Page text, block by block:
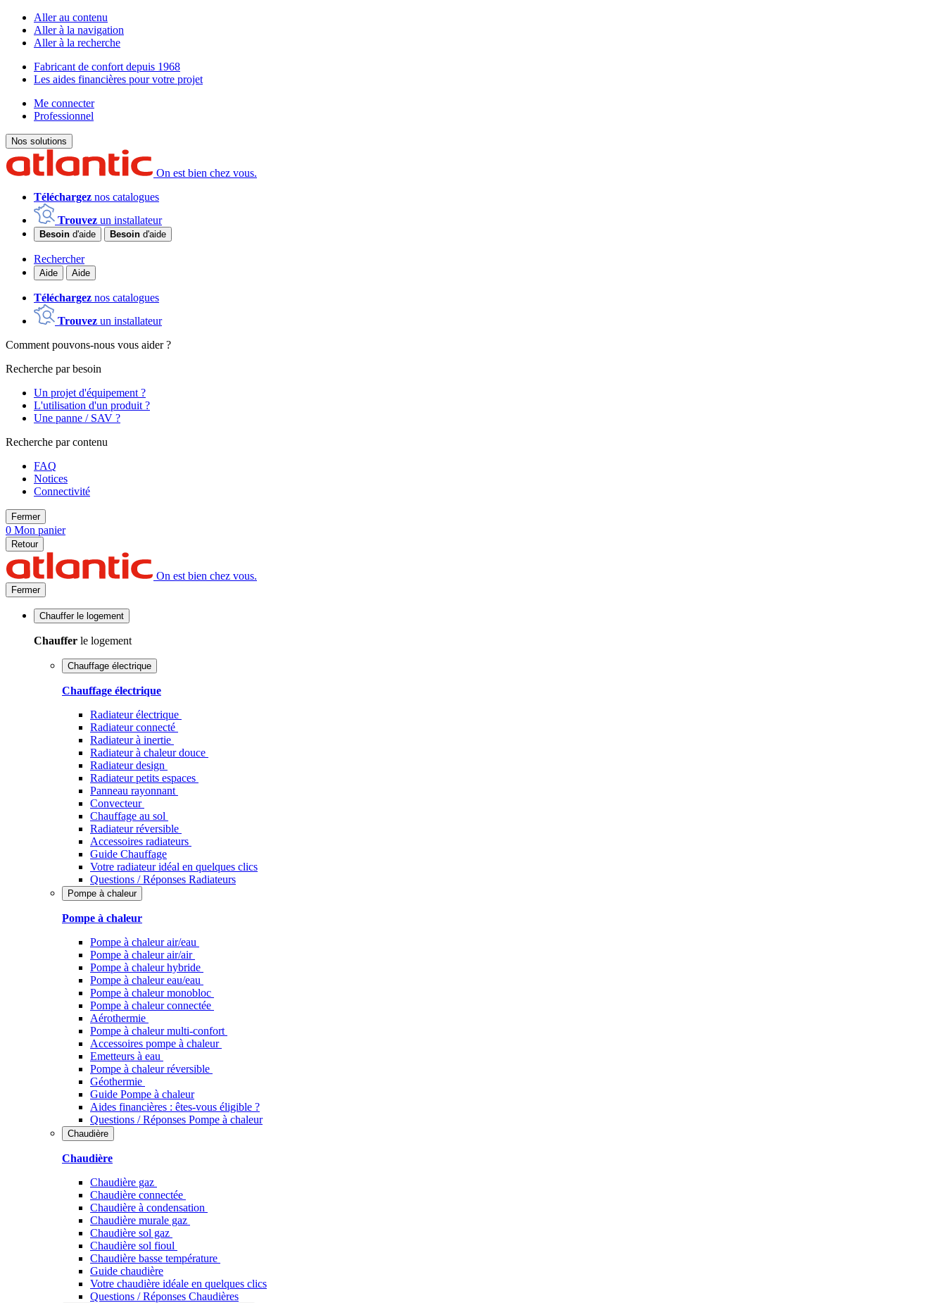
Aller au contenu
Aller à la navigation
Aller à la recherche
Fabricant de confort depuis 1968
Les aides financières pour votre projet
Me connecter
Professionnel
Nos solutions
On est bien chez vous.
Téléchargez nos catalogues
Trouvez un installateur
Besoin d'aide Besoin d'aide
Rechercher
Aide Aide
Téléchargez nos catalogues
Trouvez un installateur
Comment pouvons-nous vous aider ?
Recherche par besoin
Un projet d'équipement ?
L'utilisation d'un produit ?
Une panne / SAV ?
Recherche par contenu
FAQ
Notices
Connectivité
Fermer
0 Mon panier
Retour
On est bien chez vous.
Fermer
Chauffer le logement
Chauffer le logement
Chauffage électrique
Chauffage électrique
Radiateur électrique
Radiateur connecté
Radiateur à inertie
Radiateur à chaleur douce
Radiateur design
Radiateur petits espaces
Panneau rayonnant
Convecteur
Chauffage au sol
Radiateur réversible
Accessoires radiateurs
Guide Chauffage
Votre radiateur idéal en quelques clics
Questions / Réponses Radiateurs
Pompe à chaleur
Pompe à chaleur
Pompe à chaleur air/eau
Pompe à chaleur air/air
Pompe à chaleur hybride
Pompe à chaleur​ eau/eau
Pompe à chaleur monobloc
Pompe à chaleur connectée
Aérothermie
Pompe à chaleur multi-confort
Accessoires pompe à chaleur
Emetteurs à eau
Pompe à chaleur réversible
Géothermie
Guide Pompe à chaleur
Aides financières : êtes-vous éligible ?
Questions / Réponses Pompe à chaleur
Chaudière
Chaudière
Chaudière gaz
Chaudière connectée
Chaudière à condensation
Chaudière murale gaz
Chaudière sol gaz
Chaudière sol fioul
Chaudière basse température
Guide chaudière
Votre chaudière idéale en quelques clics
Questions / Réponses Chaudières